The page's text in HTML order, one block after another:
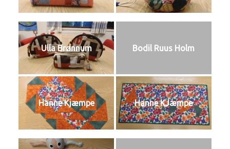
Ulla Brønnum Bodil Ruus Holm
Hanne Kjæmpe Hanne KJæmpe